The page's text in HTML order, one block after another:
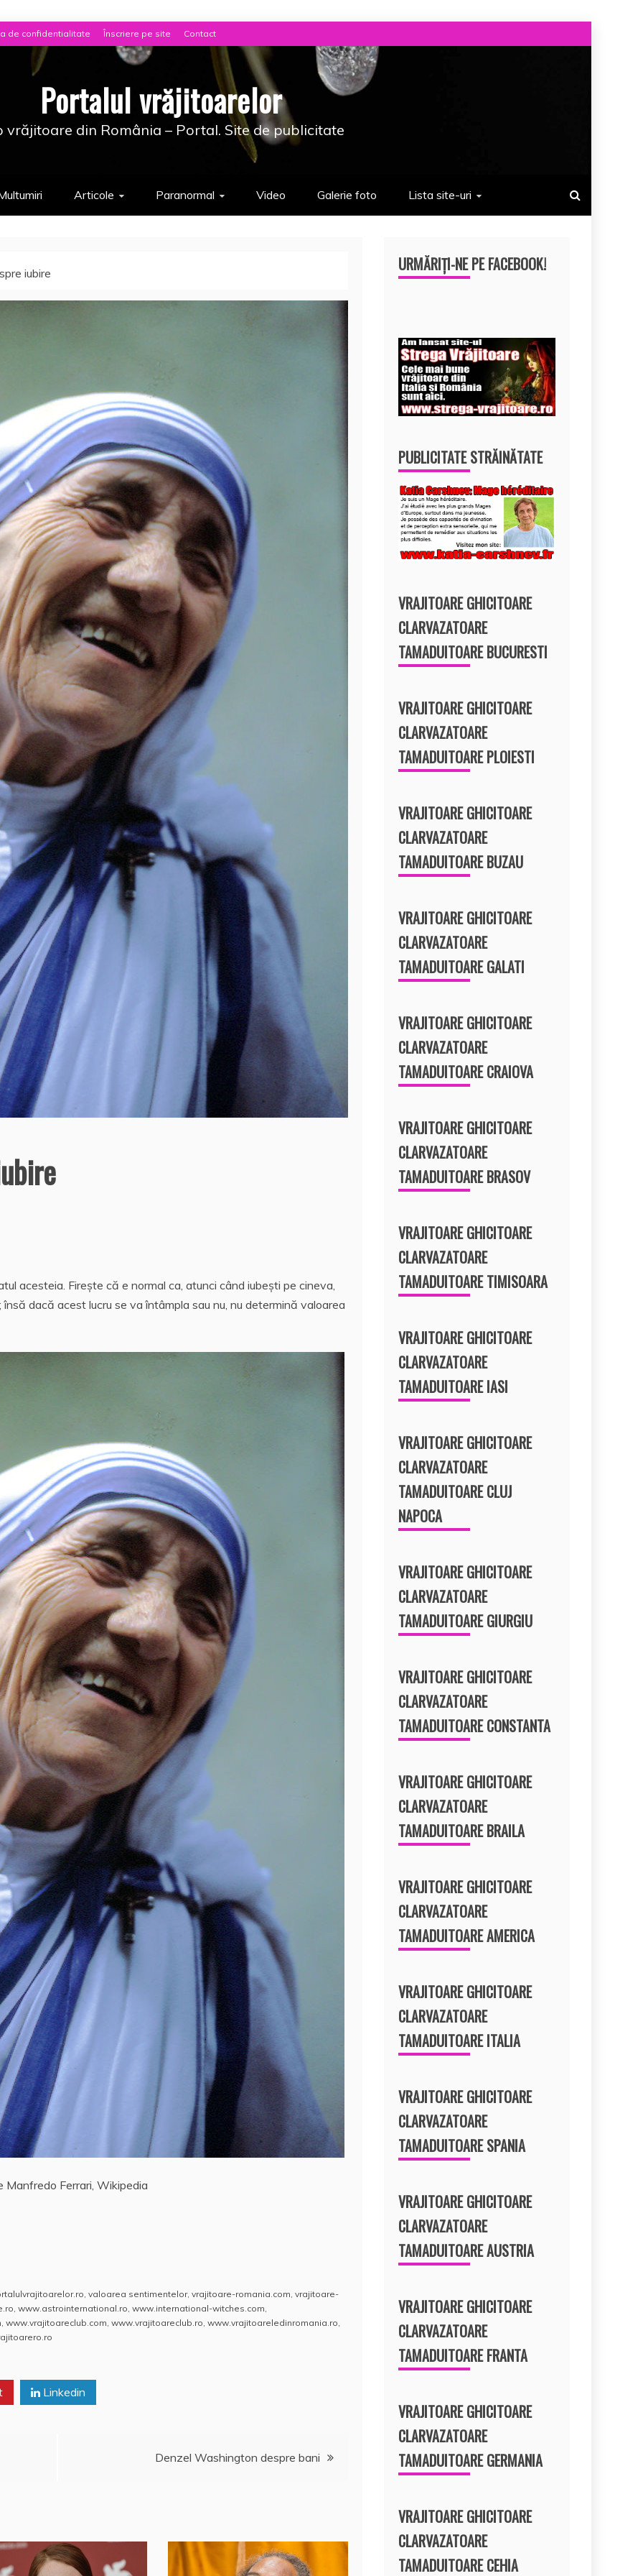
de confidentialitate Înscriere pe site Contact
Portalul vrăjitoarelor
vrăjitoare din România – Portal. Site de publicitate
Articole Paranormal Video Galerie foto Lista site-uri
iubire
acesteia. Fireşte că e normal ca, atunci când iubeşti pe cineva,
dacă acest lucru se va întâmpla sau nu, nu determină valoarea
Manfredo Ferrari, Wikipedia
valoarea sentimentelor, vrajitoare-romania.com vrajitoare-
www.astrointernational.ro www.international-witches.com
www.vrajitoareclub.com www.vrajitoareclub.ro www.vrajitoareledinromania.ro
Linkedin
Denzel Washington despre bani
URMĂRIȚI-NE PE FACEBOOK!
PUBLICITATE STRĂINĂTATE
VRAJITOARE GHICITOARE
CLARVAZATOARE
TAMADUITOARE BUCURESTI
VRAJITOARE GHICITOARE
CLARVAZATOARE
TAMADUITOARE PLOIESTI
VRAJITOARE GHICITOARE
CLARVAZATOARE
TAMADUITOARE BUZAU
VRAJITOARE GHICITOARE
CLARVAZATOARE
TAMADUITOARE GALATI
VRAJITOARE GHICITOARE
CLARVAZATOARE
TAMADUITOARE CRAIOVA
VRAJITOARE GHICITOARE
CLARVAZATOARE
TAMADUITOARE BRASOV
VRAJITOARE GHICITOARE
CLARVAZATOARE
TAMADUITOARE TIMISOARA
VRAJITOARE GHICITOARE
CLARVAZATOARE
TAMADUITOARE IASI
VRAJITOARE GHICITOARE
CLARVAZATOARE
TAMADUITOARE CLUJ
NAPOCA
VRAJITOARE GHICITOARE
CLARVAZATOARE
TAMADUITOARE GIURGIU
VRAJITOARE GHICITOARE
CLARVAZATOARE
TAMADUITOARE CONSTANTA
VRAJITOARE GHICITOARE
CLARVAZATOARE
TAMADUITOARE BRAILA
VRAJITOARE GHICITOARE
CLARVAZATOARE
TAMADUITOARE AMERICA
VRAJITOARE GHICITOARE
CLARVAZATOARE
TAMADUITOARE ITALIA
VRAJITOARE GHICITOARE
CLARVAZATOARE
TAMADUITOARE SPANIA
VRAJITOARE GHICITOARE
CLARVAZATOARE
TAMADUITOARE AUSTRIA
VRAJITOARE GHICITOARE
CLARVAZATOARE
TAMADUITOARE FRANTA
VRAJITOARE GHICITOARE
CLARVAZATOARE
TAMADUITOARE GERMANIA
VRAJITOARE GHICITOARE
CLARVAZATOARE
TAMADUITOARE CEHIA